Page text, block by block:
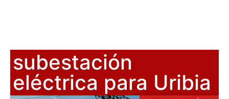
subestación
eléctrica para Uribia